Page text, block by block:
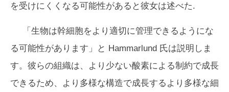
を受けにくくなる可能性があると彼女は述べた.
「生物は幹細胞をより適切に管理できるようにな
る可能性があります」と Hammarlund 氏は説明しま
す。彼らの組織は、より少ない酸素による制約で成長
できるため、より多様な構造で成長するより多様な細